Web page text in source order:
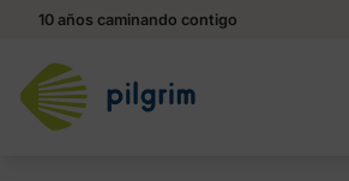
10 años caminando contigo